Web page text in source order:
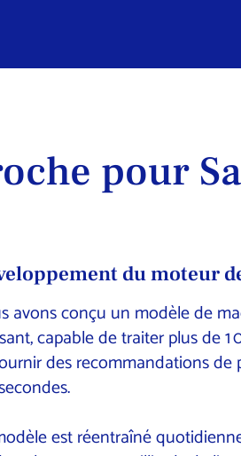
pour
du moteur
avons conçu un modèle de
capable de traiter plus de
des recommandations de
est réentraîné